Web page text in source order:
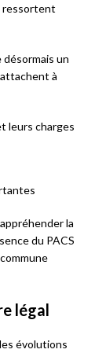
ressortent
un
à
leurs charges
la
du PACS
légal
évolutions